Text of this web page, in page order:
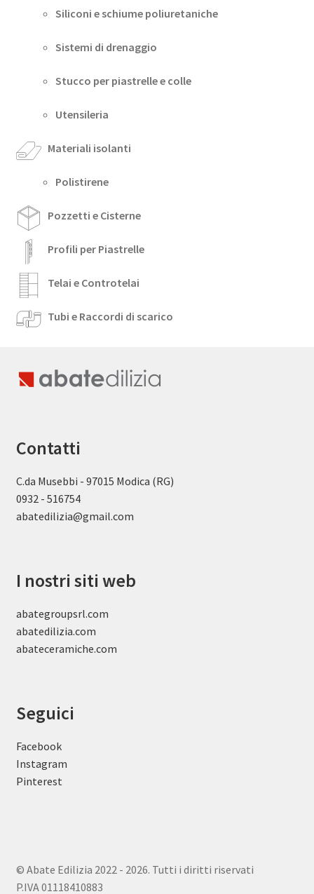
Siliconi e schiume poliuretaniche
Sistemi di drenaggio
Stucco per piastrelle e colle
Utensileria
Materiali isolanti
Polistirene
Pozzetti e Cisterne
Profili per Piastrelle
Telai e Controtelai
Tubi e Raccordi di scarico
Contatti
C.da Musebbi - 97015 Modica (RG)
0932 - 516754
abatedilizia@gmail.com
I nostri siti web
abategroupsrl.com
abatedilizia.com
abateceramiche.com
Seguici
Facebook
Instagram
Pinterest
© Abate Edilizia 2022 - 2026. Tutti i diritti riservati
P.IVA 01118410883